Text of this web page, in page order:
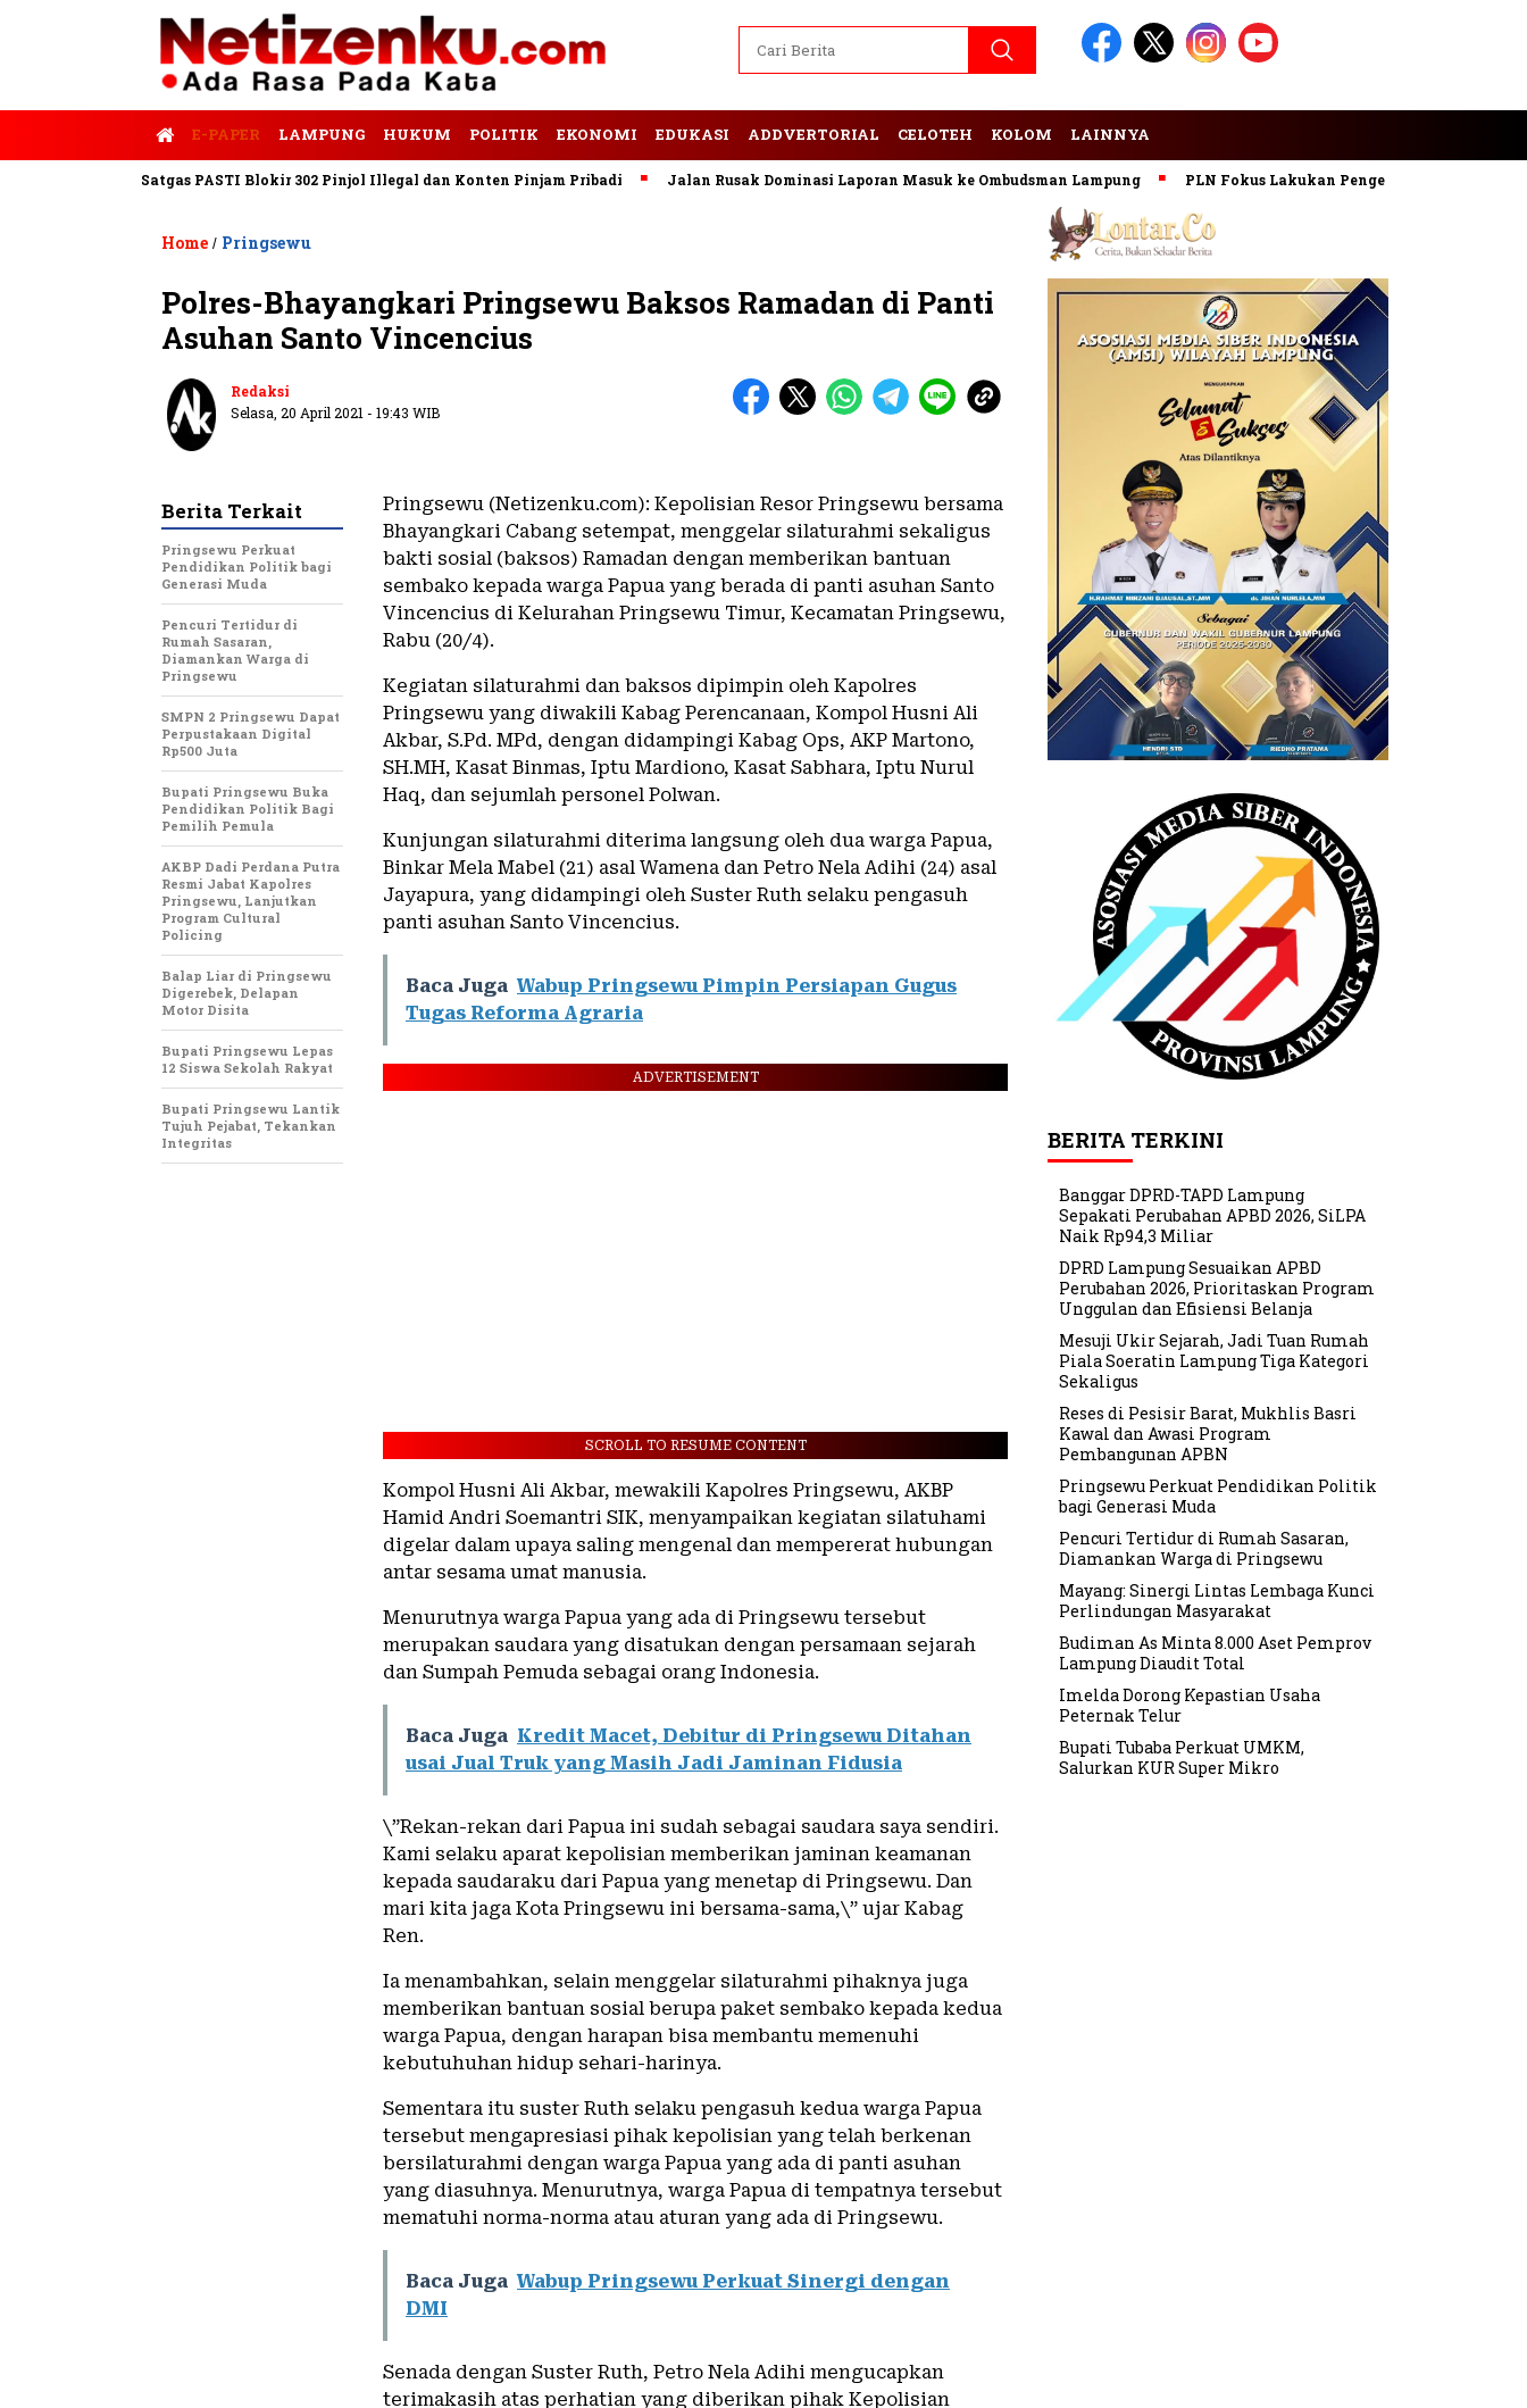
E-PAPER LAMPUNG HUKUM POLITIK EKONOMI EDUKASI ADDVERTORIAL CELOTEH KOLOM LAINNYA
Satgas PASTI Blokir 302 Pinjol Illegal dan Konten Pinjam Pribadi Jalan Rusak Dominasi Laporan Masuk ke Ombudsman Lampung PLN Fokus Lakukan Pengembangan Pembangkit
Home / Pringsewu
Polres-Bhayangkari Pringsewu Baksos Ramadan di Panti
Asuhan Santo Vincencius
Redaksi
Selasa, 20 April 2021 - 19:43 WIB
Pringsewu (Netizenku.com): Kepolisian Resor Pringsewu bersama
Bhayangkari Cabang setempat, menggelar silaturahmi sekaligus
bakti sosial (baksos) Ramadan dengan memberikan bantuan
sembako kepada warga Papua yang berada di panti asuhan Santo
Vincencius di Kelurahan Pringsewu Timur, Kecamatan Pringsewu,
Rabu (20/4).
Kegiatan silaturahmi dan baksos dipimpin oleh Kapolres
Pringsewu yang diwakili Kabag Perencanaan, Kompol Husni Ali
Akbar, S.Pd. MPd, dengan didampingi Kabag Ops, AKP Martono,
SH.MH, Kasat Binmas, Iptu Mardiono, Kasat Sabhara, Iptu Nurul
Haq, dan sejumlah personel Polwan.
Kunjungan silaturahmi diterima langsung oleh dua warga Papua,
Binkar Mela Mabel (21) asal Wamena dan Petro Nela Adihi (24) asal
Jayapura, yang didampingi oleh Suster Ruth selaku pengasuh
panti asuhan Santo Vincencius.
Baca Juga Wabup Pringsewu Pimpin Persiapan Gugus
Tugas Reforma Agraria
ADVERTISEMENT
SCROLL TO RESUME CONTENT
Kompol Husni Ali Akbar, mewakili Kapolres Pringsewu, AKBP
Hamid Andri Soemantri SIK, menyampaikan kegiatan silatuhami
digelar dalam upaya saling mengenal dan mempererat hubungan
antar sesama umat manusia.
Menurutnya warga Papua yang ada di Pringsewu tersebut
merupakan saudara yang disatukan dengan persamaan sejarah
dan Sumpah Pemuda sebagai orang Indonesia.
Baca Juga Kredit Macet, Debitur di Pringsewu Ditahan
usai Jual Truk yang Masih Jadi Jaminan Fidusia
\”Rekan-rekan dari Papua ini sudah sebagai saudara saya sendiri.
Kami selaku aparat kepolisian memberikan jaminan keamanan
kepada saudaraku dari Papua yang menetap di Pringsewu. Dan
mari kita jaga Kota Pringsewu ini bersama-sama,\” ujar Kabag
Ren.
Ia menambahkan, selain menggelar silaturahmi pihaknya juga
memberikan bantuan sosial berupa paket sembako kepada kedua
warga Papua, dengan harapan bisa membantu memenuhi
kebutuhuhan hidup sehari-harinya.
Sementara itu suster Ruth selaku pengasuh kedua warga Papua
tersebut mengapresiasi pihak kepolisian yang telah berkenan
bersilaturahmi dengan warga Papua yang ada di panti asuhan
yang diasuhnya. Menurutnya, warga Papua di tempatnya tersebut
mematuhi norma-norma atau aturan yang ada di Pringsewu.
Baca Juga Wabup Pringsewu Perkuat Sinergi dengan
DMI
Senada dengan Suster Ruth, Petro Nela Adihi mengucapkan
terimakasih atas perhatian yang diberikan pihak Kepolisian
Berita Terkait
Pringsewu Perkuat
Pendidikan Politik bagi
Generasi Muda
Pencuri Tertidur di
Rumah Sasaran,
Diamankan Warga di
Pringsewu
SMPN 2 Pringsewu Dapat
Perpustakaan Digital
Rp500 Juta
Bupati Pringsewu Buka
Pendidikan Politik Bagi
Pemilih Pemula
AKBP Dadi Perdana Putra
Resmi Jabat Kapolres
Pringsewu, Lanjutkan
Program Cultural
Policing
Balap Liar di Pringsewu
Digerebek, Delapan
Motor Disita
Bupati Pringsewu Lepas
12 Siswa Sekolah Rakyat
Bupati Pringsewu Lantik
Tujuh Pejabat, Tekankan
Integritas
BERITA TERKINI
Banggar DPRD-TAPD Lampung
Sepakati Perubahan APBD 2026, SiLPA
Naik Rp94,3 Miliar
DPRD Lampung Sesuaikan APBD
Perubahan 2026, Prioritaskan Program
Unggulan dan Efisiensi Belanja
Mesuji Ukir Sejarah, Jadi Tuan Rumah
Piala Soeratin Lampung Tiga Kategori
Sekaligus
Reses di Pesisir Barat, Mukhlis Basri
Kawal dan Awasi Program
Pembangunan APBN
Pringsewu Perkuat Pendidikan Politik
bagi Generasi Muda
Pencuri Tertidur di Rumah Sasaran,
Diamankan Warga di Pringsewu
Mayang: Sinergi Lintas Lembaga Kunci
Perlindungan Masyarakat
Budiman As Minta 8.000 Aset Pemprov
Lampung Diaudit Total
Imelda Dorong Kepastian Usaha
Peternak Telur
Bupati Tubaba Perkuat UMKM,
Salurkan KUR Super Mikro